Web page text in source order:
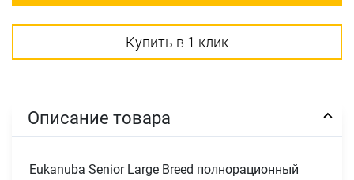
Купить в 1 клик
Описание товара
Eukanuba Senior Large Breed полнорационный